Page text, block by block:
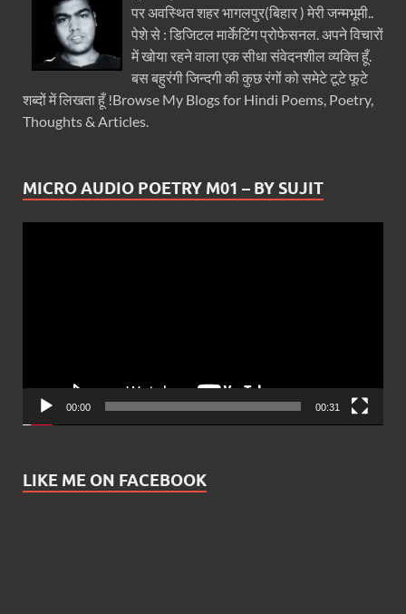
पर अवस्थित शहर भागलपुर(बिहार ) मेरी जन्मभूमी..
पेशे से : डिजिटल मार्केटिंग प्रोफेसनल. अपने विचारों
में खोया रहने वाला एक सीधा संवेदनशील व्यक्ति हूँ.
बस बहुरंगी जिन्दगी की कुछ रंगों को समेटे टूटे फूटे
शब्दों में लिखता हूँ !Browse My Blogs for Hindi Poems, Poetry,
Thoughts & Articles.
MICRO AUDIO POETRY M01 – BY SUJIT
00:00 00:31
LIKE ME ON FACEBOOK